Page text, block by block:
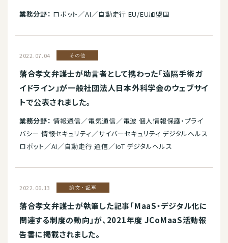
業務分野： ロボット／AI／自動走行 EU/EU加盟国
2022.07.04 その他
落合孝文弁護士が助言者として携わった「遠隔手術ガ
イドライン」が一般社団法人日本外科学会のウェブサイ
トで公表されました。
業務分野： 情報通信／電気通信／電波 個人情報保護・プライ
バシー 情報セキュリティ／サイバーセキュリティ デジタルヘルス
ロボット／AI／自動走行 通信／IoT デジタルヘルス
2022.06.13 論文・記事
落合孝文弁護士が執筆した記事「MaaS・デジタル化に
関連する制度の動向」が、2021年度 JCoMaaS活動報
告書に掲載されました。